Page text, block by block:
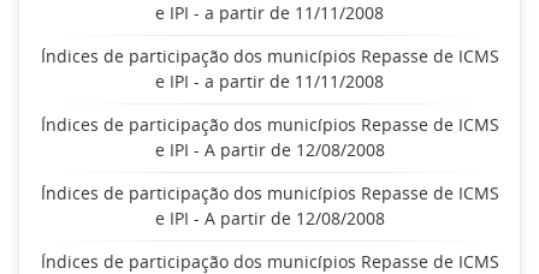
e IPI - a partir de 11/11/2008
Índices de participação dos municípios Repasse de ICMS
e IPI - a partir de 11/11/2008
Índices de participação dos municípios Repasse de ICMS
e IPI - A partir de 12/08/2008
Índices de participação dos municípios Repasse de ICMS
e IPI - A partir de 12/08/2008
Índices de participação dos municípios Repasse de ICMS